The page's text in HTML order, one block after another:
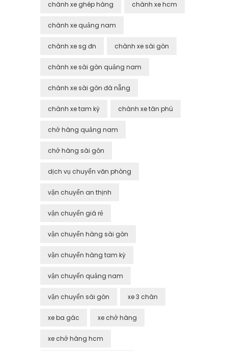
chành xe ghép hàng chành xe hcm
chành xe quảng nam
chành xe sg đn chành xe sài gòn
chành xe sài gòn quảng nam
chành xe sài gòn đà nẵng
chành xe tam kỳ chành xe tân phú
chở hàng quảng nam
chở hàng sài gòn
dịch vụ chuyển văn phòng
vận chuyển an thịnh
vận chuyển giá rẻ
vận chuyển hàng sài gòn
vận chuyển hàng tam kỳ
vận chuyển quảng nam
vận chuyển sài gòn xe 3 chân
xe ba gác xe chở hàng
xe chở hàng hcm